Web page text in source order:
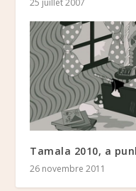
Tamala 2010, a
26 novembre 2011